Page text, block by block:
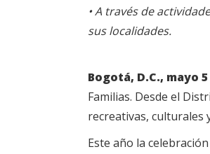
•A través de
sus localidades.
Bogotá, D.C., mayo 5
Familias. Desde el
recreativas, culturales
Este año la